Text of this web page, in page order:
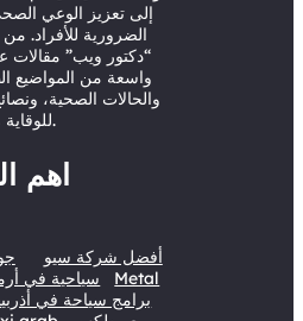
إلى تعزيز الوعي
الضرورية للأفراد. من
“دكتور ويب” مقالات
واسعة من المواضيع
والحالات الصحية،
للوقاية من الأمراض.
اهم
أفضل شركة سيو
سياحية في
Metal
برامج سياحة في